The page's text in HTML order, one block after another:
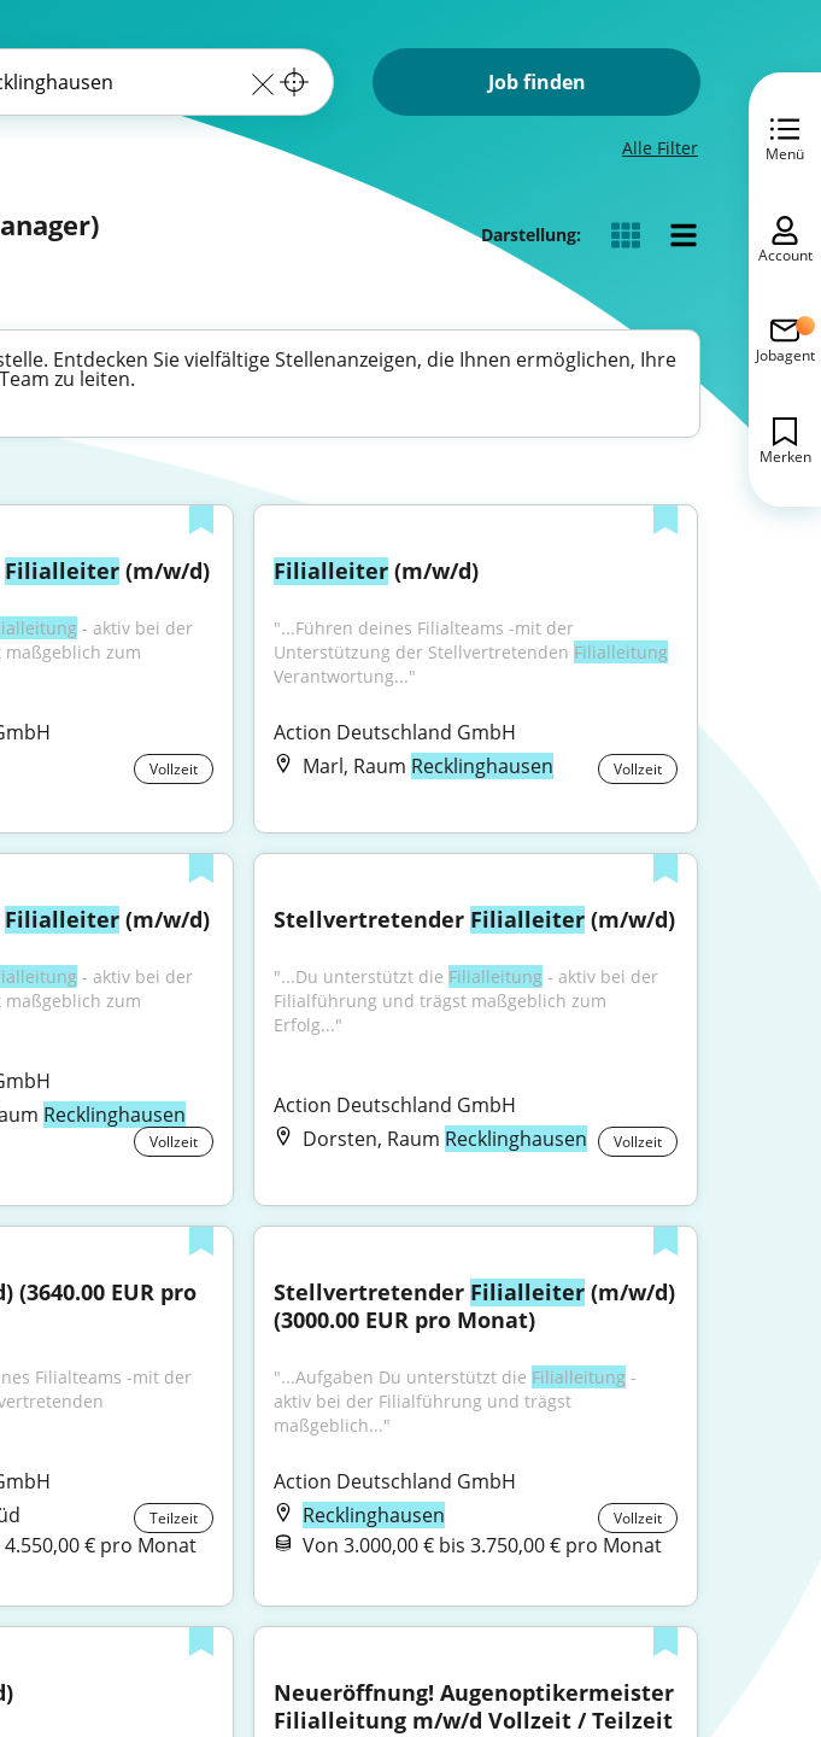
Job finden
Alle Filter
Darstellung:
Entdecken Sie vielfältige Stellenanzeigen, die Ihnen ermöglichen, Ihre
zu leiten.
Filialleiter (m/w/d)
- aktiv bei der
zum
Vollzeit
Filialleiter (m/w/d)
"...Führen deines Filialteams -mit der
Unterstützung der Stellvertretenden Filialleitung
Verantwortung..."
Action Deutschland GmbH
Marl, Raum Recklinghausen Vollzeit
Filialleiter (m/w/d)
- aktiv bei der
zum
Recklinghausen
Vollzeit
Stellvertretender Filialleiter (m/w/d)
"...Du unterstützt die Filialleitung - aktiv bei der
Filialführung und trägst maßgeblich zum
Erfolg..."
Action Deutschland GmbH
Dorsten, Raum Recklinghausen Vollzeit
(3640.00 EUR pro
Filialteams -mit der
Teilzeit
€ pro Monat
Stellvertretender Filialleiter (m/w/d)
(3000.00 EUR pro Monat)
"...Aufgaben Du unterstützt die Filialleitung -
aktiv bei der Filialführung und trägst
maßgeblich..."
Action Deutschland GmbH
Recklinghausen
Vollzeit
Von 3.000,00 € bis 3.750,00 € pro Monat
Neueröffnung! Augenoptikermeister
Filialleitung m/w/d Vollzeit / Teilzeit
Menü
Account
Jobagent
Merken